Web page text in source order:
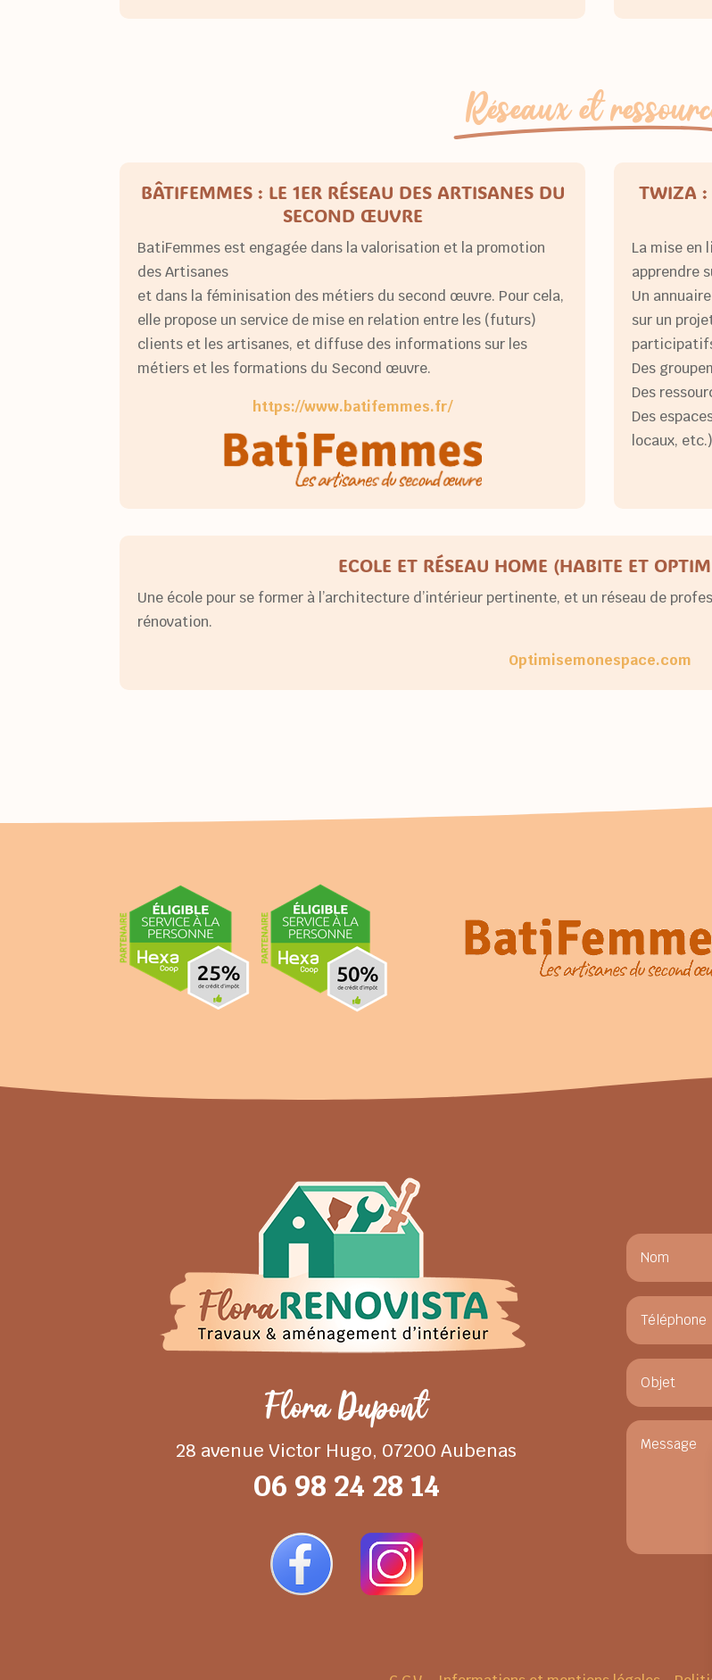
Réseaux et
BÂTIFEMMES : LE 1ER RÉSEAU DES ARTISANES DU
SECOND ŒUVRE
BatiFemmes est engagée dans la valorisation et la promotion
des Artisanes
et dans la féminisation des métiers du second œuvre. Pour cela,
elle propose un service de mise en relation entre les (futurs)
clients et les artisanes, et diffuse des informations sur les
métiers et les formations du Second œuvre.
https://www.batifemmes.fr/
TWIZA :
La mise en
apprendre
Un
sur un
Des
Des
Des
locaux,
ECOLE ET RÉSEAU HOME (HABITE ET
Une école pour se former à l’architecture d’intérieur pertinente, et un réseau de
rénovation.
Optimisemonespace.com
Flora Dupont
28 avenue Victor Hugo, 07200 Aubenas
06 98 24 28 14